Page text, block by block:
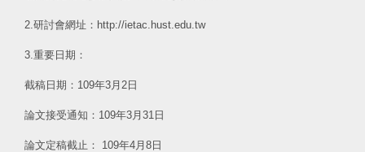
2.研討會網址：http://ietac.hust.edu.tw
3.重要日期：
截稿日期：109年3月2日
論文接受通知：109年3月31日
論文定稿截止： 109年4月8日